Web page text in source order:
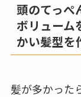
頭のてっぺ
ボリューム
かい髪型を
髪が多かった